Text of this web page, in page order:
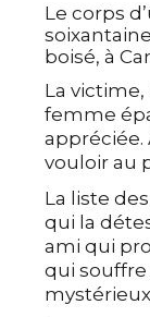
Le corps
boisé, à
La victime,
femme
appréciée.
vouloir au
La liste
qui la
ami qui
qui